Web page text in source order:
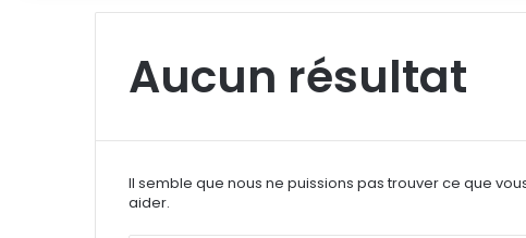
Aucun résultat
Il semble que nous ne puissions pas trouver ce que
aider.